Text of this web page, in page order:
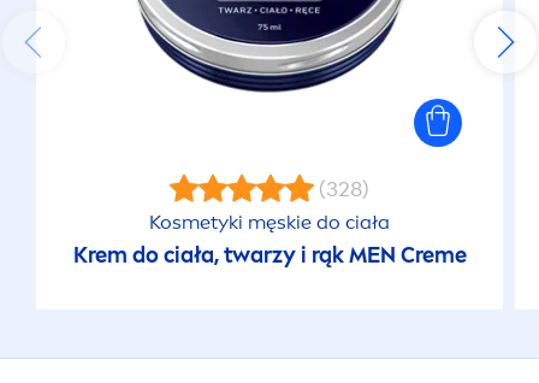
(328)
Kosmetyki męskie do ciała
Krem do ciała, twarzy i rąkMEN Creme